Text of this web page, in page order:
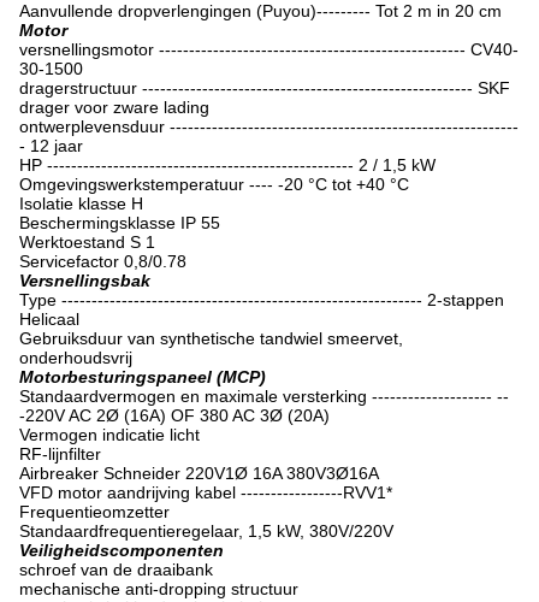
Aanvullende dropverlengingen (Puyou)--------- Tot 2 m in 20 cm
Motor
versnellingsmotor --------------------------------------------------- CV40-
30-1500
dragerstructuur ------------------------------------------------------- SKF
drager voor zware lading
ontwerplevensduur ----------------------------------------------------------
- 12 jaar
HP --------------------------------------------------- 2 / 1,5 kW
Omgevingswerkstemperatuur ---- -20 °C tot +40 °C
Isolatie klasse H
Beschermingsklasse IP 55
Werktoestand S 1
Servicefactor 0,8/0.78
Versnellingsbak
Type ------------------------------------------------------------ 2-stappen
Helicaal
Gebruiksduur van synthetische tandwiel smeervet,
onderhoudsvrij
Motorbesturingspaneel (MCP)
Standaardvermogen en maximale versterking -------------------- --
-220V AC 2Ø (16A) OF 380 AC 3Ø (20A)
Vermogen indicatie licht
RF-lijnfilter
Airbreaker Schneider 220V1Ø 16A 380V3Ø16A
VFD motor aandrijving kabel -----------------RVV1*
Frequentieomzetter
Standaardfrequentieregelaar, 1,5 kW, 380V/220V
Veiligheidscomponenten
schroef van de draaibank
mechanische anti-dropping structuur